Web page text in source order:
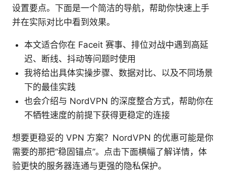
设置要点。下面是一个简洁的导航，帮助你快速上手
并在实际对比中看到效果。
本文适合你在 Faceit 赛事、排位对战中遇到高延
迟、断线、抖动等问题时使用
我将给出具体实操步骤、数据对比、以及不同场景
下的最佳实践
也会介绍与 NordVPN 的深度整合方式，帮助你在
不牺牲速度的前提下获得更稳定的连接
想要更稳妥的 VPN 方案？NordVPN 的优惠可能是你
需要的那把“稳固锚点”。点击下面横幅了解详情，体
验更快的服务器连通与更强的隐私保护。